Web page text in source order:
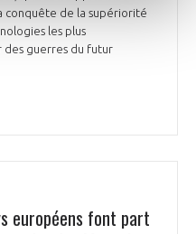
conquête de la supériorité
les plus
guerres du futur
européens font part